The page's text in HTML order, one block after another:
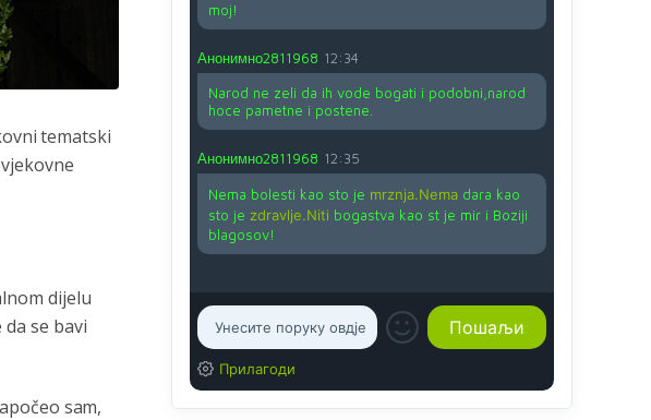
tematski
dijelu
se bavi
sam,
moj!
Анонимно2811968 12:34
Narod ne zeli da ih vode bogati i podobni,narod
hoce pametne i postene.
Анонимно2811968 12:35
Nema bolesti kao sto je mrznja.Nemadara kao
sto je zdravlje.Niti bogastva kao st je mir i Boziji
blagosov!
Прилагоди